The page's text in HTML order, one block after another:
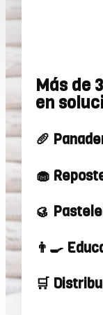
Más de
en
🥖
🧁
🥮
👨‍🍳
🛒